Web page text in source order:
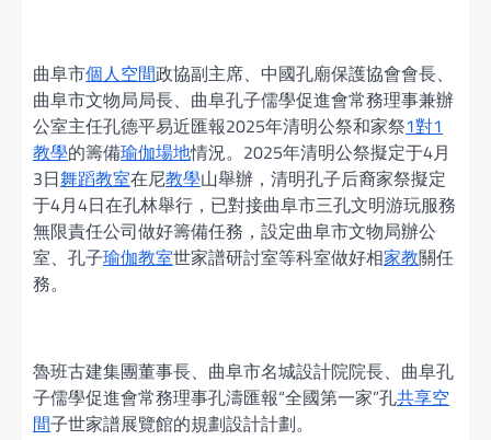
曲阜市個人空間政協副主席、中國孔廟保護協會會長、
曲阜市文物局局長、曲阜孔子儒學促進會常務理事兼辦
公室主任孔德平易近匯報2025年清明公祭和家祭1對1
教學的籌備瑜伽場地情況。2025年清明公祭擬定于4月
3日舞蹈教室在尼教學山舉辦，清明孔子后裔家祭擬定
于4月4日在孔林舉行，已對接曲阜市三孔文明游玩服務
無限責任公司做好籌備任務，設定曲阜市文物局辦公
室、孔子瑜伽教室世家譜研討室等科室做好相家教關任
務。
魯班古建集團董事長、曲阜市名城設計院院長、曲阜孔
子儒學促進會常務理事孔濤匯報“全國第一家”孔共享空
間子世家譜展覽館的規劃設計計劃。